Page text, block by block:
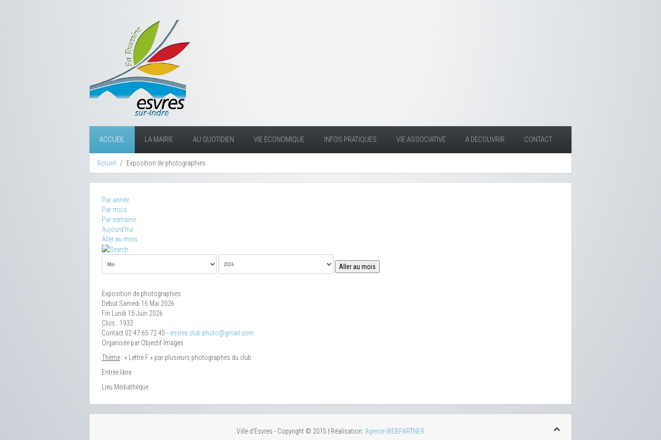
ACCUEIL LA MAIRIE AU QUOTIDIEN VIE ÉCONOMIQUE INFOS PRATIQUES VIE ASSOCIATIVE A DÉCOUVRIR CONTACT
Accueil Exposition de photographies
Par année
Par mois
Par semaine
Aujourd'hui
Aller au mois
Aller au mois
Exposition de photographies
Début Samedi 16 Mai 2026
Fin Lundi 15 Juin 2026
Clics : 1932
Contact 02 47 65 72 45 - esvres.club.photo@gmail.com
Organisée par Objectif Images
Thème : « Lettre F » par plusieurs photographes du club
Entrée libre
Lieu Médiathèque
Ville d'Esvres - Copyright © 2015 | Réalisation: Agence WEBPARTNER